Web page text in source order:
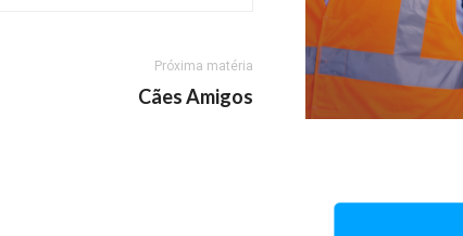
Próxima matéria
Cães Amigos